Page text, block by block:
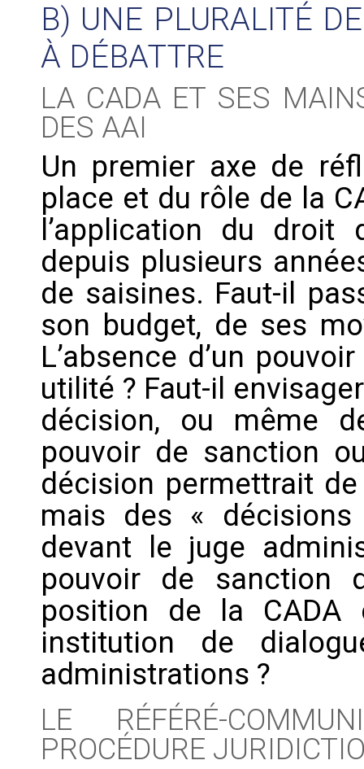
B) UNE PLURALITÉ
À DÉBATTRE
LA CADA ET SES
DES AAI
Un premier axe de
place et du rôle de la
l’application du droit
depuis plusieurs
de saisines. Faut-il
son budget, de ses
L’absence d’un
utilité ? Faut-il
décision, ou même
pouvoir de sanction
décision permettrait
mais des « décisions
devant le juge
pouvoir de sanction
position de la CADA
institution de
administrations ?
LE RÉFÉRÉ-
PROCÉDURE